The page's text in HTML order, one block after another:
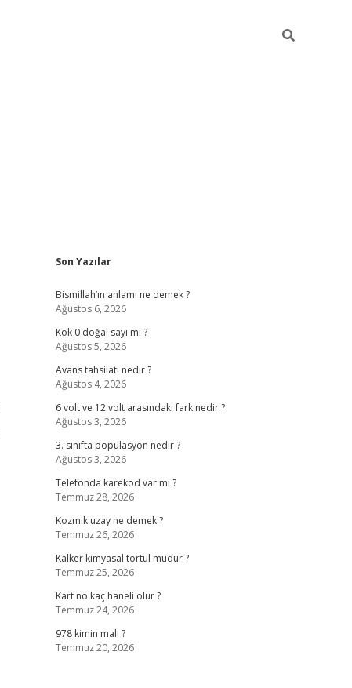
Sidebar
Son Yazılar
Bismillah’ın anlamı ne demek ?
Ağustos 6, 2026
Kok 0 doğal sayı mı ?
Ağustos 5, 2026
Avans tahsilatı nedir ?
Ağustos 4, 2026
6 volt ve 12 volt arasındaki fark nedir ?
Ağustos 3, 2026
3. sınıfta popülasyon nedir ?
Ağustos 3, 2026
Telefonda karekod var mı ?
Temmuz 28, 2026
Kozmik uzay ne demek ?
Temmuz 26, 2026
Kalker kimyasal tortul mudur ?
Temmuz 25, 2026
Kart no kaç haneli olur ?
Temmuz 24, 2026
978 kimin malı ?
Temmuz 20, 2026